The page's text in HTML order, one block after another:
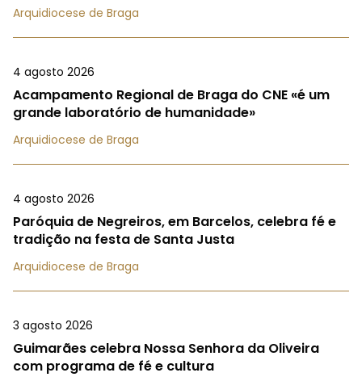
Arquidiocese de Braga
4 agosto 2026
Acampamento Regional de Braga do CNE «é um
grande laboratório de humanidade»
Arquidiocese de Braga
4 agosto 2026
Paróquia de Negreiros, em Barcelos, celebra fé e
tradição na festa de Santa Justa
Arquidiocese de Braga
3 agosto 2026
Guimarães celebra Nossa Senhora da Oliveira
com programa de fé e cultura